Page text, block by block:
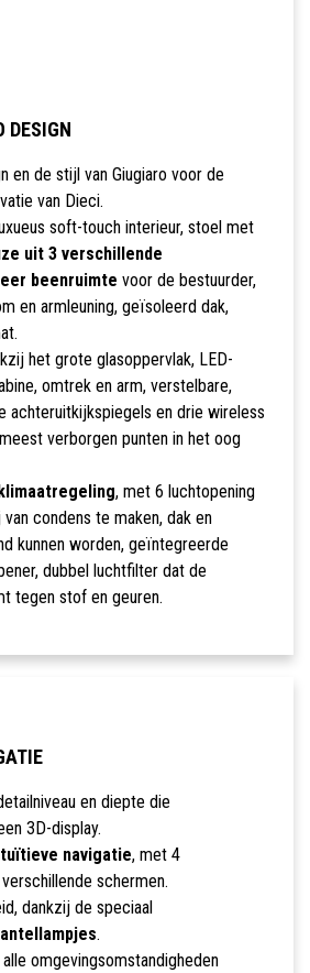
DESIGN
en de stijl van Giugiaro voor de
van Dieci.
soft-touch interieur, stoel met
uit 3 verschillende
beenruimte voor de bestuurder,
en armleuning, geïsoleerd dak,
het grote glasoppervlak, LED-
omtrek en arm, verstelbare,
achteruitkijkspiegels en drie wireless
verborgen punten in het oog
, met 6 luchtopening
condens te maken, dak en
kunnen worden, geïntegreerde
dubbel luchtfilter dat de
tegen stof en geuren.
en diepte die
3D-display.
navigatie, met 4
schermen.
dankzij de speciaal
.
omgevingsomstandigheden